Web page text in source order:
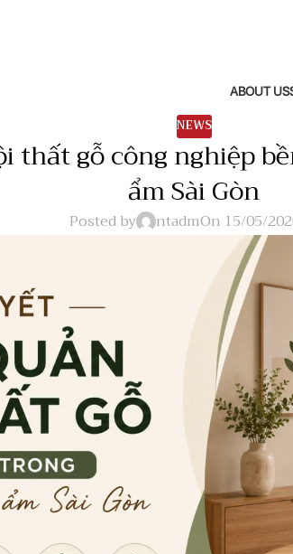
ABOUT US
NEWS
thất gỗ công nghiệp
ẩm Sài Gòn
Posted by ntadmOn 15/05/